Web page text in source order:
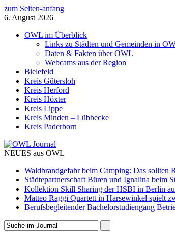
zum Seiten-anfang
6. August 2026
OWL im Überblick
Links zu Städten und Gemeinden in
Daten & Fakten über OWL
Webcams aus der Region
Bielefeld
Kreis Gütersloh
Kreis Herford
Kreis Höxter
Kreis Lippe
Kreis Minden – Lübbecke
Kreis Paderborn
NEUES aus OWL
Waldbrandgefahr beim Camping: Das sollten
Städtepartnerschaft Büren und Ignalina beim
Kollektion Skill Sharing der HSBI in Berlin
Matteo Raggi Quartett in Harsewinkel spielt
Berufsbegleitender Bachelorstudiengang